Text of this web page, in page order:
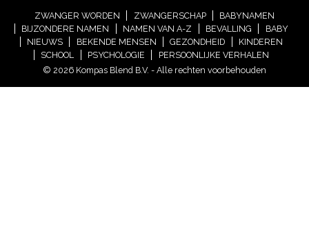
ZWANGER WORDEN ZWANGERSCHAP
BABYNAMEN
BIJZONDERE NAMEN
NAMEN VAN A-Z BEVALLING
BABY
NIEUWS
BEKENDE MENSEN GEZONDHEID
KINDEREN
SCHOOL
PSYCHOLOGIE
PERSOONLIJKE VERHALEN
© 2026 Kompas Blend B.V. - Alle rechten voorbehouden